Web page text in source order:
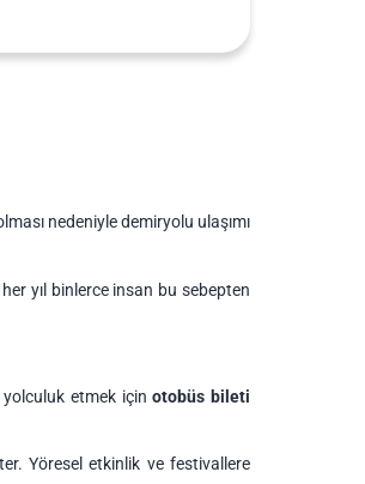
nedeniyle demiryolu ulaşımı
yıl binlerce insan bu sebepten
yolculuk etmek içinotobüs bileti
Yöresel etkinlik ve festivallere